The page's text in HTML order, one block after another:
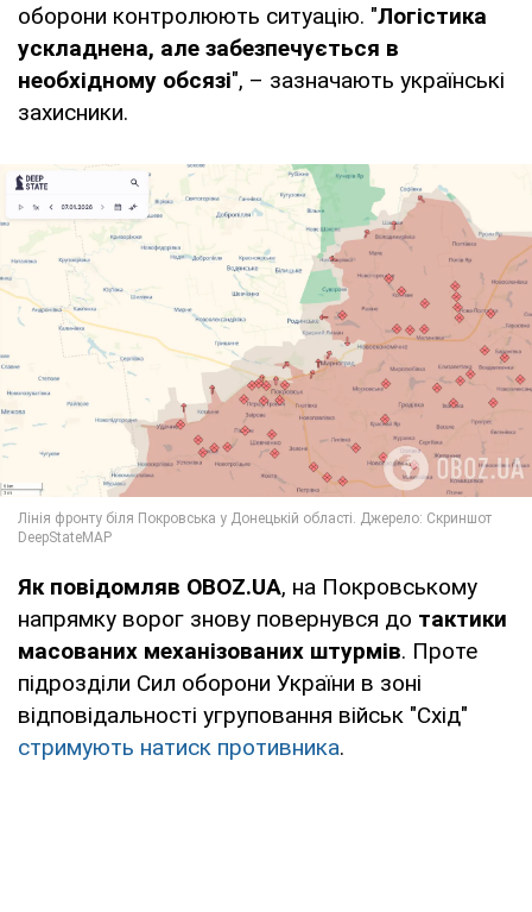
оборони контролюють ситуацію. "Логістика
ускладнена, але забезпечується в
необхідному обсязі", – зазначають українські
захисники.
Як повідомляв OBOZ.UA, на Покровському
напрямку ворог знову повернувся до тактики
масованих механізованих штурмів. Проте
підрозділи Сил оборони України в зоні
відповідальності угруповання військ "Схід"
стримують натиск противника.